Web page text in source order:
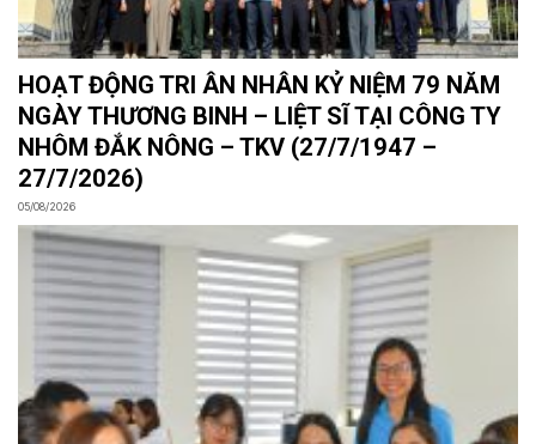
HOẠT ĐỘNG TRI ÂN NHÂN KỶ NIỆM 79 NĂM
NGÀY THƯƠNG BINH – LIỆT SĨ TẠI CÔNG TY
NHÔM ĐẮK NÔNG – TKV (27/7/1947 –
27/7/2026)
05/08/2026